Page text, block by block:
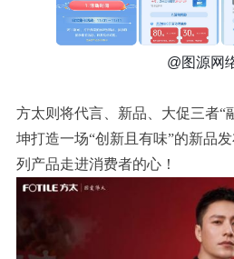
@图源网
方太则将代言、新品、大促三者“
坤打造一场“创新且有味”的新品
列产品走进消费者的心！